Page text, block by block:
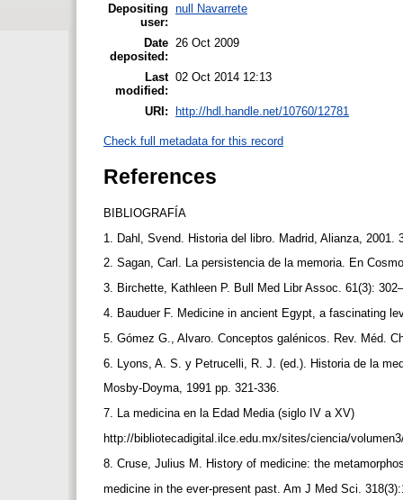
Depositing
user:
null Navarrete
Date
deposited:
26 Oct 2009
Last
modified:
02 Oct 2014 12:13
URI: http://hdl.handle.net/10760/12781
Check full metadata for this record
References
BIBLIOGRAFÍA
1. Dahl, Svend. Historia del libro. Madrid, Alianza, 2001.
2. Sagan, Carl. La persistencia de la memoria. En
3. Birchette, Kathleen P. Bull Med Libr Assoc. 61(3):
4. Bauduer F. Medicine in ancient Egypt, a fascinating
5. Gómez G., Alvaro. Conceptos galénicos. Rev. Méd.
6. Lyons, A. S. y Petrucelli, R. J. (ed.). Historia de la
Mosby-Doyma, 1991 pp. 321-336.
7. La medicina en la Edad Media (siglo IV a XV)
http://bibliotecadigital.ilce.edu.mx/sites/ciencia/
8. Cruse, Julius M. History of medicine: the
medicine in the ever-present past. Am J Med Sci.